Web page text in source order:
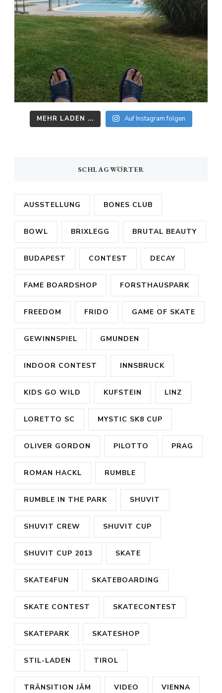
MEHR LADEN ... Auf Instagram folgen
SCHLAGWÖRTER
AUSSTELLUNG BONES CLUB
BOWL BRIXLEGG BRUTAL BEAUTY
BUDAPEST CONTEST DECAY
FAME BOARDSHOP FORSTHAUSPARK
FREEDOM FRIDO GAME OF SKATE
GEWINNSPIEL GMUNDEN
INDOOR CONTEST INNSBRUCK
KIDS GO WILD KUFSTEIN LINZ
LORETTO SC MYSTIC SK8 CUP
OLIVER GORDON PILOTTO PRAG
ROMAN HACKL RUMBLE
RUMBLE IN THE PARK SHUVIT
SHUVIT CREW SHUVIT CUP
SHUVIT CUP 2013 SKATE
SKATE4FUN SKATEBOARDING
SKATE CONTEST SKATECONTEST
SKATEPARK SKATESHOP
STIL-LADEN TIROL
TRÄNSITION JÄM VIDEO VIENNA